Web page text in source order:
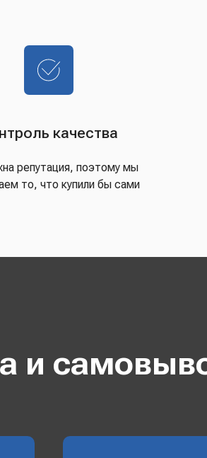
качества
репутация, поэтому мы
то, что купили бы сами
и